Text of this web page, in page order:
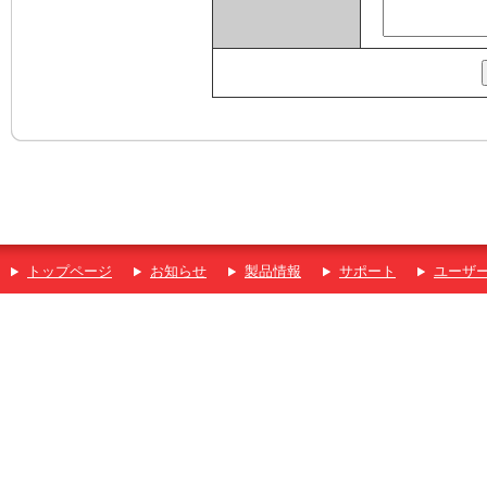
トップページ お知らせ 製品情報 サポート ユーザ